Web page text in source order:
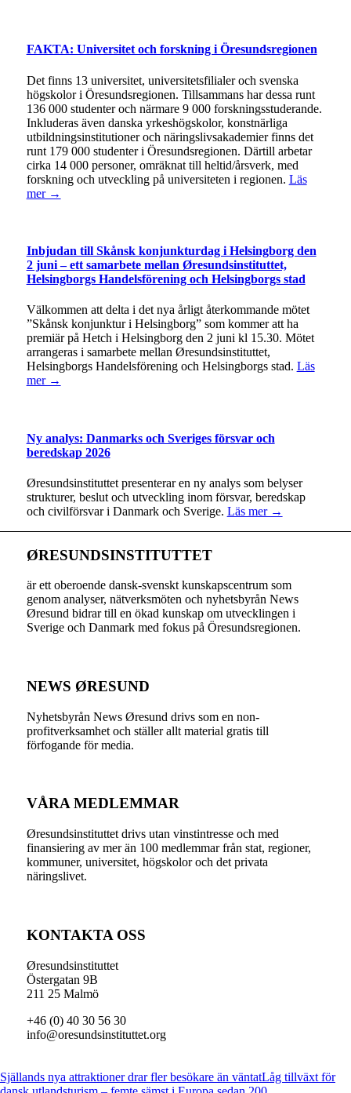
FAKTA: Universitet och forskning i Öresundsregionen
Det finns 13 universitet, universitetsfilialer och svenska
högskolor i Öresundsregionen. Tillsammans har dessa runt
136 000 studenter och närmare 9 000 forskningsstuderande.
Inkluderas även danska yrkeshögskolor, konstnärliga
utbildningsinstitutioner och näringslivsakademier finns det
runt 179 000 studenter i Öresundsregionen. Därtill arbetar
cirka 14 000 personer, omräknat till heltid/årsverk, med
forskning och utveckling på universiteten i regionen. Läs
mer →
Inbjudan till Skånsk konjunkturdag i Helsingborg den
2 juni – ett samarbete mellan Øresundsinstituttet,
Helsingborgs Handelsförening och Helsingborgs stad
Välkommen att delta i det nya årligt återkommande mötet
”Skånsk konjunktur i Helsingborg” som kommer att ha
premiär på Hetch i Helsingborg den 2 juni kl 15.30. Mötet
arrangeras i samarbete mellan Øresundsinstituttet,
Helsingborgs Handelsförening och Helsingborgs stad. Läs
mer →
Ny analys: Danmarks och Sveriges försvar och
beredskap 2026
Øresundsinstituttet presenterar en ny analys som belyser
strukturer, beslut och utveckling inom försvar, beredskap
och civilförsvar i Danmark och Sverige. Läs mer →
ØRESUNDSINSTITUTTET
är ett oberoende dansk-svenskt kunskapscentrum som
genom analyser, nätverksmöten och nyhetsbyrån News
Øresund bidrar till en ökad kunskap om utvecklingen i
Sverige och Danmark med fokus på Öresundsregionen.
NEWS ØRESUND
Nyhetsbyrån News Øresund drivs som en non-
profitverksamhet och ställer allt material gratis till
förfogande för media.
VÅRA MEDLEMMAR
Øresundsinstituttet drivs utan vinst­intresse och med
finansiering av mer än 100 medlemmar från stat, regioner,
kommuner, universitet, högskolor och det privata
näringslivet.
KONTAKTA OSS
Øresundsinstituttet
Östergatan 9B
211 25 Malmö
+46 (0) 40 30 56 30
info@oresundsinstituttet.org
Själlands nya attraktioner drar fler besökare än väntatLåg tillväxt för